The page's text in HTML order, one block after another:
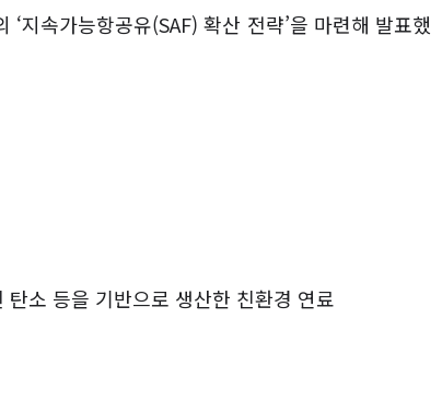
‘지속가능항공유(SAF) 확산 전략’을 마련해 발표했
소 등을 기반으로 생산한 친환경 연료